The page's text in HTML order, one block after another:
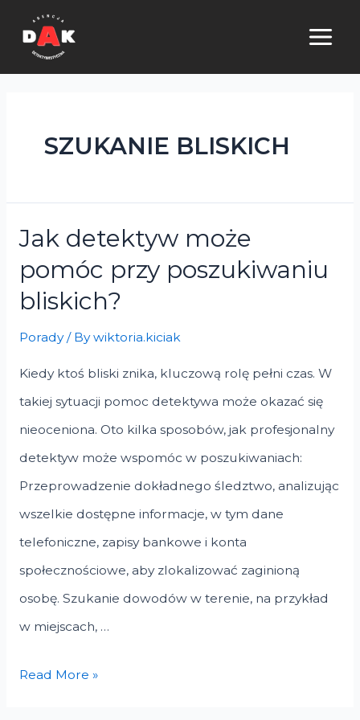
SZUKANIE BLISKICH
Jak detektyw może
pomóc przy poszukiwaniu
bliskich?
Porady/ Bywiktoria.kiciak
Kiedy ktoś bliski znika, kluczową rolę pełni czas. W
takiej sytuacji pomoc detektywa może okazać się
nieoceniona. Oto kilka sposobów, jak profesjonalny
detektyw może wspomóc w poszukiwaniach:
Przeprowadzenie dokładnego śledztwo, analizując
wszelkie dostępne informacje, w tym dane
telefoniczne, zapisy bankowe i konta
społecznościowe, aby zlokalizować zaginioną
osobę. Szukanie dowodów w terenie, na przykład
w miejscach, …
Jak
Read More »